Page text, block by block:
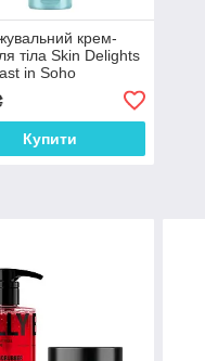
крем-
тіла Skin Delights
in Soho
Купити